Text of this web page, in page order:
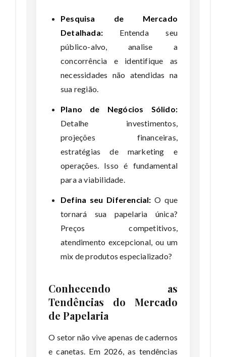
Pesquisa de Mercado
Detalhada: Entenda seu
público-alvo, analise a
concorrência e identifique as
necessidades não atendidas na
sua região.
Plano de Negócios Sólido:
Detalhe investimentos,
projeções financeiras,
estratégias de marketing e
operações. Isso é fundamental
para a viabilidade.
Defina seu Diferencial: O que
tornará sua papelaria única?
Preços competitivos,
atendimento excepcional, ou um
mix de produtos especializado?
Conhecendo as
Tendências do Mercado
de Papelaria
O setor não vive apenas de cadernos
e canetas. Em 2026, as tendências